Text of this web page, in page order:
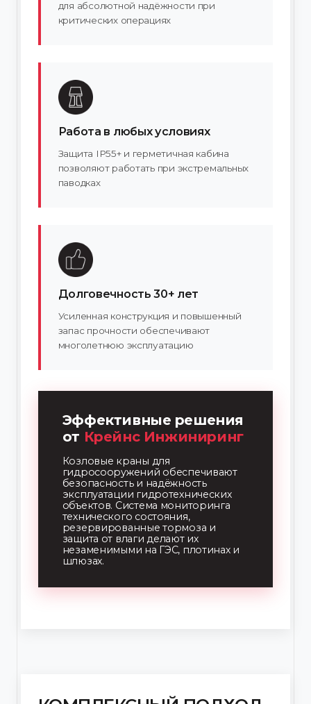
для абсолютной надёжности при
критических операциях
Работа в любых условиях
Защита IP55+ и герметичная кабина
позволяют работать при экстремальных
паводках
Долговечность 30+ лет
Усиленная конструкция и повышенный
запас прочности обеспечивают
многолетнюю эксплуатацию
Эффективные решения
от Крейнс Инжиниринг
Козловые краны для
гидросооружений обеспечивают
безопасность и надёжность
эксплуатации гидротехнических
объектов. Система мониторинга
технического состояния,
резервированные тормоза и
защита от влаги делают их
незаменимыми на ГЭС, плотинах и
шлюзах.